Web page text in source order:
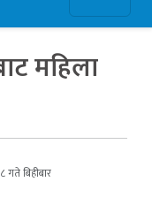
महिला
गते बिहीबार